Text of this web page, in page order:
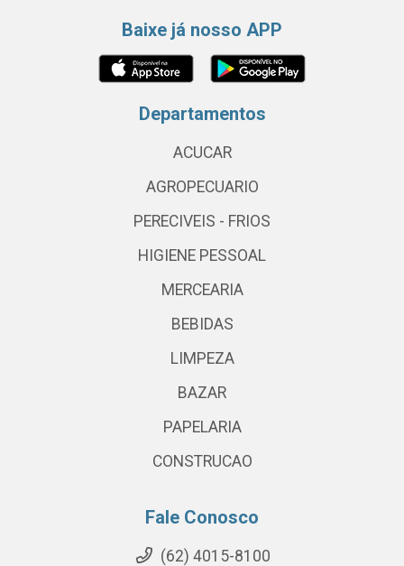
Baixe já nosso APP
Departamentos
ACUCAR
AGROPECUARIO
PERECIVEIS - FRIOS
HIGIENE PESSOAL
MERCEARIA
BEBIDAS
LIMPEZA
BAZAR
PAPELARIA
CONSTRUCAO
Fale Conosco
(62) 4015-8100